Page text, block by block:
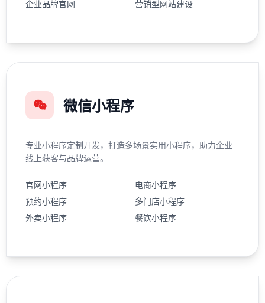
企业品牌官网
营销型网站建设
微信小程序
专业小程序定制开发，打造多场景实用小程序，助力企业
线上获客与品牌运营。
官网小程序
电商小程序
预约小程序
多门店小程序
外卖小程序
餐饮小程序